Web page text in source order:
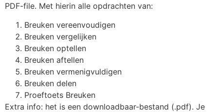
PDF-file. Met hierin alle opdrachten van:
Breuken vereenvoudigen
Breuken vergelijken
Breuken optellen
Breuken aftellen
Breuken vermenigvuldigen
Breuken delen
Proeftoets Breuken
Extra info: het is een downloadbaar-bestand (.pdf). Je